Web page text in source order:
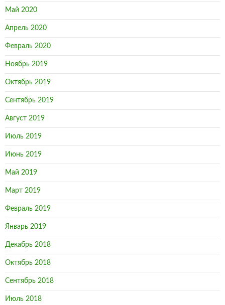
Май 2020
Апрель 2020
Февраль 2020
Ноябрь 2019
Октябрь 2019
Сентябрь 2019
Август 2019
Июль 2019
Июнь 2019
Май 2019
Март 2019
Февраль 2019
Январь 2019
Декабрь 2018
Октябрь 2018
Сентябрь 2018
Июль 2018